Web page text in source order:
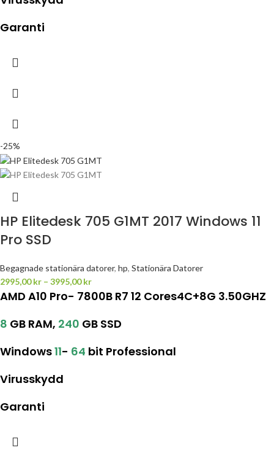
Garanti
-25%
HP Elitedesk 705 G1MT 2017 Windows 11
Pro SSD
Begagnade stationära datorer, hp, Stationära Datorer
2995,00kr – 3995,00kr
AMD A10 Pro- 7800B R7 12 Cores4C+8G 3.50GHZ
8 GB RAM, 240 GB SSD
Windows11- 64 bit Professional
Virusskydd
Garanti